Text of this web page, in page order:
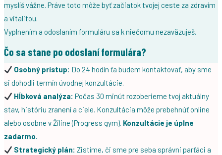
myslíš vážne. Práve toto môže byť začiatok tvojej ceste za zdravím
a vitalitou.
Vyplnením a odoslaním formuláru sa k niečomu nezaväzuješ.
Čo sa stane po odoslaní formulára?
Osobný prístup: Do 24 hodín ťa budem kontaktovať, aby sme
si dohodli termín úvodnej konzultácie.
Hĺbková analýza: Počas 30 minút rozoberieme tvoj aktuálny
stav, históriu zranení a ciele. Konzultácia môže prebehnúť online
alebo osobne v Žiline (Progress gym). Konzultácie je úplne
zadarmo.
Strategický plán: Zistíme, či sme pre seba správni parťáci a